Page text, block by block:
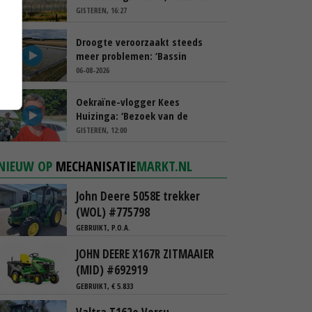
spreekt van ‘ondernemersrisico’
GISTEREN, 16:27
Droogte veroorzaakt steeds
meer problemen: ‘Bassin
afgelopen week al leeg’
06-08-2026
Oekraïne-vlogger Kees
Huizinga: ‘Bezoek van de
ambassade mag zelf groente
GISTEREN, 12:00
OP MECHANISATIEMARKT.NL
John Deere 5058E trekker
(WOL) #775798
GEBRUIKT, P.O.A.
JOHN DEERE X167R ZITMAAIER
(MID) #692919
GEBRUIKT, € 5.833